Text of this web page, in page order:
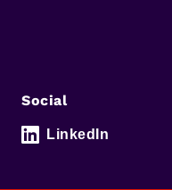
Social
LinkedIn